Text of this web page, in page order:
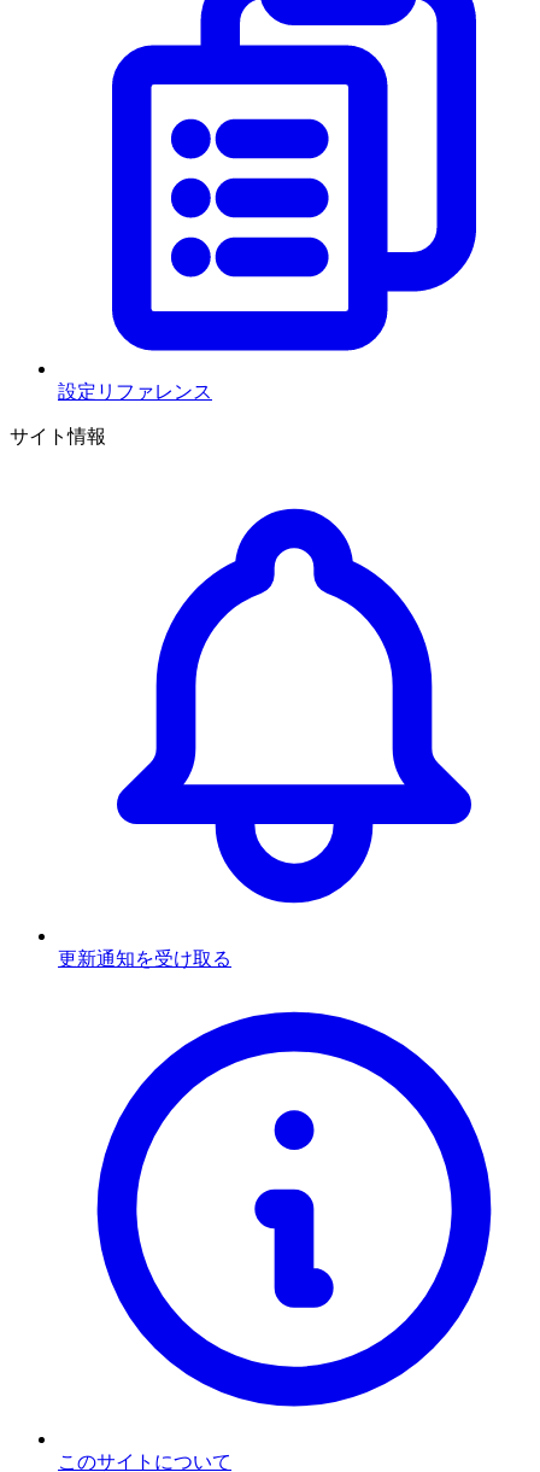
設定リファレンス
サイト情報
更新通知を受け取る
このサイトについて